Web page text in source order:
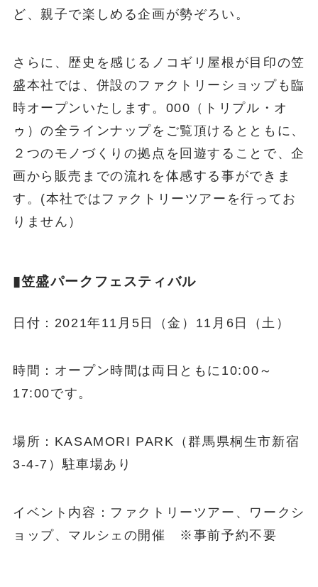
ど、親子で楽しめる企画が勢ぞろい。
さらに、歴史を感じるノコギリ屋根が目印の笠
盛本社では、併設のファクトリーショップも臨
時オープンいたします。000（トリプル・オ
ゥ）の全ラインナップをご覧頂けるとともに、
２つのモノづくりの拠点を回遊することで、企
画から販売までの流れを体感する事ができま
す。(本社ではファクトリーツアーを行ってお
りません）
▮笠盛パークフェスティバル
日付：2021年11月5日（金）11月6日（土）
時間：オープン時間は両日ともに10:00～
17:00です。
場所：KASAMORI PARK（群馬県桐生市新宿
3-4-7）駐車場あり
イベント内容：ファクトリーツアー、ワークシ
ョップ、マルシェの開催 ※事前予約不要